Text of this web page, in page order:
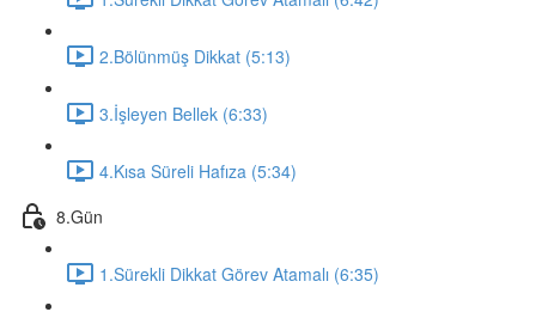
2.Bölünmüş Dikkat (5:13)
3.İşleyen Bellek (6:33)
4.Kısa Süreli Hafıza (5:34)
8.Gün
1.Sürekli Dikkat Görev Atamalı (6:35)